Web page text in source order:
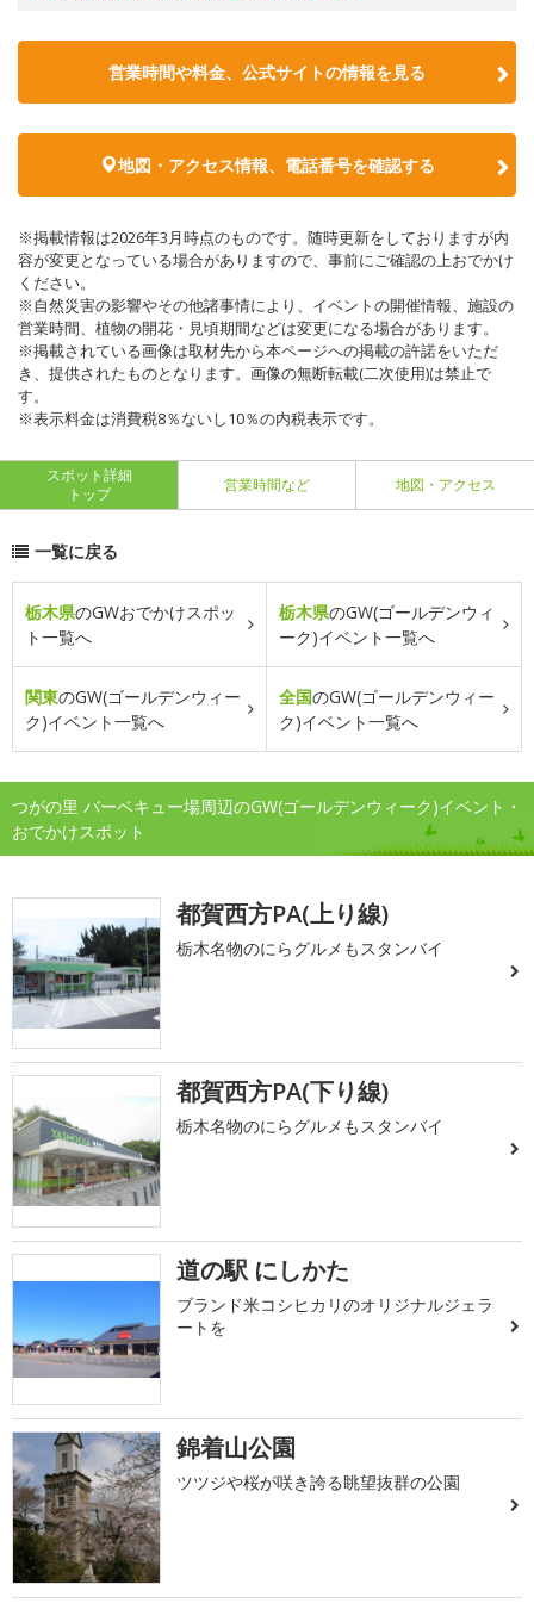
営業時間や料金、公式サイトの情報を見る
地図・アクセス情報、電話番号を確認する
※掲載情報は2026年3月時点のものです。随時更新をしておりますが内
容が変更となっている場合がありますので、事前にご確認の上おでかけ
ください。
※自然災害の影響やその他諸事情により、イベントの開催情報、施設の
営業時間、植物の開花・見頃期間などは変更になる場合があります。
※掲載されている画像は取材先から本ページへの掲載の許諾をいただ
き、提供されたものとなります。画像の無断転載(二次使用)は禁止で
す。
※表示料金は消費税8％ないし10％の内税表示です。
スポット詳細
トップ
営業時間など 地図・アクセス
一覧に戻る
栃木県のGWおでかけスポッ
ト一覧へ
栃木県のGW(ゴールデンウィ
ーク)イベント一覧へ
関東のGW(ゴールデンウィー
ク)イベント一覧へ
全国のGW(ゴールデンウィー
ク)イベント一覧へ
つがの里 バーベキュー場周辺のGW(ゴールデンウィーク)イベント・
おでかけスポット
都賀西方PA(上り線)
栃木名物のにらグルメもスタンバイ
都賀西方PA(下り線)
栃木名物のにらグルメもスタンバイ
道の駅 にしかた
ブランド米コシヒカリのオリジナルジェラ
ートを
錦着山公園
ツツジや桜が咲き誇る眺望抜群の公園